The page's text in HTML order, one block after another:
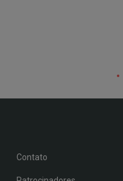
Contato